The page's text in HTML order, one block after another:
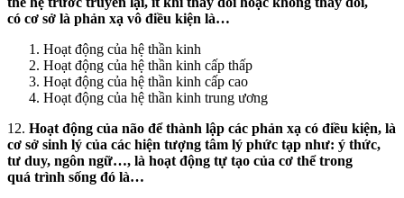
có cơ sở là phản xạ vô điều kiện là…
Hoạt động của hệ thần kinh
Hoạt động của hệ thần kinh cấp thấp
Hoạt động của hệ thần kinh cấp cao
Hoạt động của hệ thần kinh trung ương
12. Hoạt động của não để thành lập các phản xạ có điều kiện, là
cơ sở sinh lý của các hiện tượng tâm lý phức tạp như: ý thức,
tư duy, ngôn ngữ…, là hoạt động tự tạo của cơ thể trong
quá trình sống đó là…